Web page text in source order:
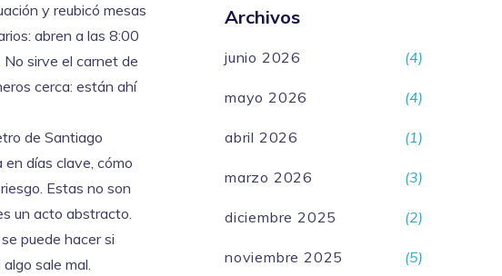
y reubicó mesas
abren a las 8:00
sirve el carnet de
cerca: están ahí
de Santiago
días clave, cómo
Estas no son
un acto abstracto.
puede hacer si
sale mal.
Archivos
junio 2026 (4)
mayo 2026 (4)
abril 2026 (1)
marzo 2026 (3)
diciembre 2025 (2)
noviembre 2025 (5)